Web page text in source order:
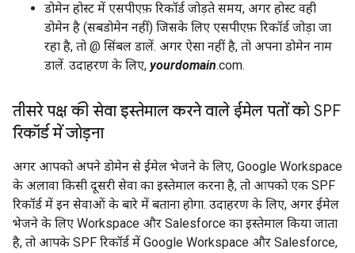
डोमेन होस्ट में एसपीएफ़ रिकॉर्ड जोड़ते समय, अगर होस्ट वही
डोमेन है (सबडोमेन नहीं) जिसके लिए एसपीएफ़ रिकॉर्ड जोड़ा जा
रहा है, तो @ सिंबल डालें. अगर ऐसा नहीं है, तो अपना डोमेन नाम
डालें. उदाहरण के लिए, yourdomain.com.
तीसरे पक्ष की सेवा इस्तेमाल करने वाले ईमेल पतों को SPF
रिकॉर्ड में जोड़ना
अगर आपको अपने डोमेन से ईमेल भेजने के लिए, Google Workspace
के अलावा किसी दूसरी सेवा का इस्तेमाल करना है, तो आपको एक SPF
रिकॉर्ड में इन सेवाओं के बारे में बताना होगा. उदाहरण के लिए, अगर ईमेल
भेजने के लिए Workspace और Salesforce का इस्तेमाल किया जाता
है, तो आपके SPF रिकॉर्ड में Google Workspace और Salesforce,